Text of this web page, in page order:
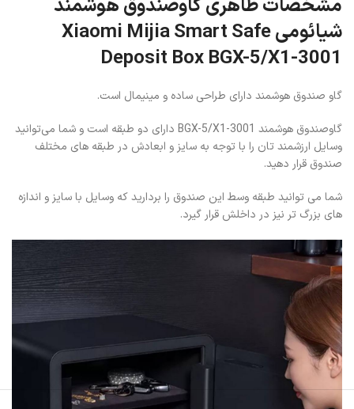
مشخصات ظاهری گاوصندوق هوشمند
شیائومی Xiaomi Mijia Smart Safe
Deposit Box BGX-5/X1-3001
گاو صندوق هوشمند دارای طراحی ساده‌ و مینیمال است.
گاوصندوق هوشمند BGX-5/X1-3001 دارای دو طبقه است و شما می‌توانید
وسایل ارزشمند تان را با توجه به سایز و ابعادش در طبقه های مختلف
صندوق قرار دهید.
شما می توانید طبقه وسط این صندوق را بردارید که وسایل با سایز و اندازه
های بزرگ تر نیز در داخلش قرار گیرد.